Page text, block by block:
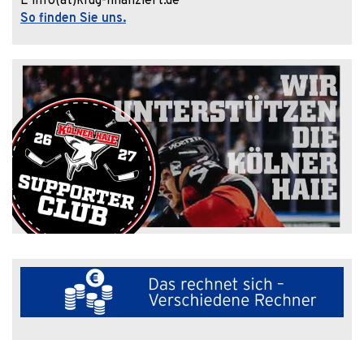
So finden Sie uns.